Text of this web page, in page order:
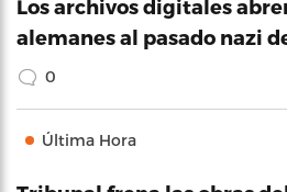
Los archivos digitales
alemanes al pasado nazi
0
Última Hora